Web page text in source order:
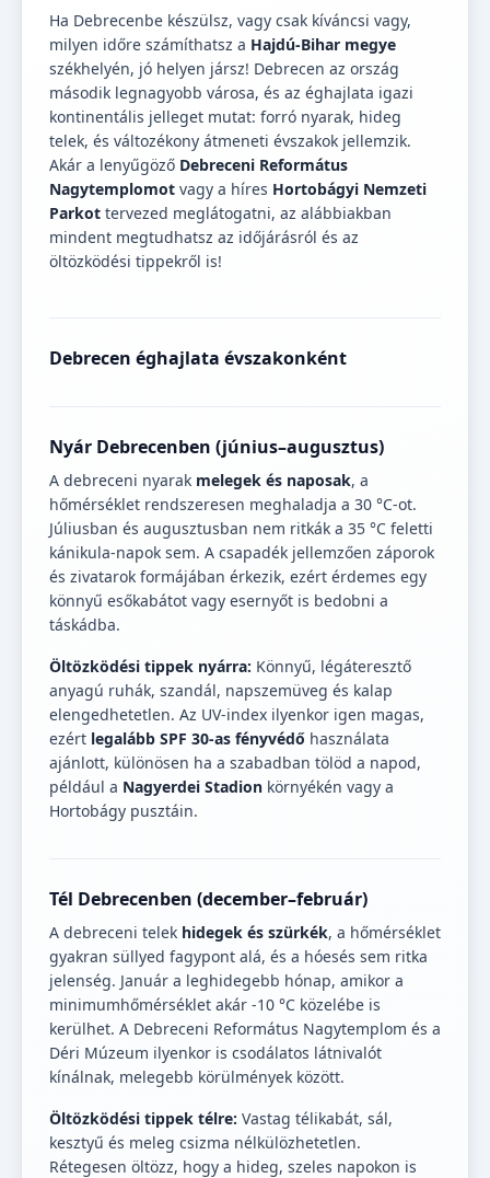
Ha Debrecenbe készülsz, vagy csak kíváncsi vagy,
milyen időre számíthatsz a Hajdú-Bihar megye
székhelyén, jó helyen jársz! Debrecen az ország
második legnagyobb városa, és az éghajlata igazi
kontinentális jelleget mutat: forró nyarak, hideg
telek, és változékony átmeneti évszakok jellemzik.
Akár a lenyűgöző Debreceni Református
Nagytemplomot vagy a híres Hortobágyi Nemzeti
Parkot tervezed meglátogatni, az alábbiakban
mindent megtudhatsz az időjárásról és az
öltözködési tippekről is!
Debrecen éghajlata évszakonként
Nyár Debrecenben (június–augusztus)
A debreceni nyarak melegek és naposak, a
hőmérséklet rendszeresen meghaladja a 30 °C-ot.
Júliusban és augusztusban nem ritkák a 35 °C feletti
kánikula-napok sem. A csapadék jellemzően záporok
és zivatarok formájában érkezik, ezért érdemes egy
könnyű esőkabátot vagy esernyőt is bedobni a
táskádba.
Öltözködési tippek nyárra: Könnyű, légáteresztő
anyagú ruhák, szandál, napszemüveg és kalap
elengedhetetlen. Az UV-index ilyenkor igen magas,
ezért legalább SPF 30-as fényvédő használata
ajánlott, különösen ha a szabadban tölöd a napod,
például a Nagyerdei Stadion környékén vagy a
Hortobágy pusztáin.
Tél Debrecenben (december–február)
A debreceni telek hidegek és szürkék, a hőmérséklet
gyakran süllyed fagypont alá, és a hóesés sem ritka
jelenség. Január a leghidegebb hónap, amikor a
minimumhőmérséklet akár -10 °C közelébe is
kerülhet. A Debreceni Református Nagytemplom és a
Déri Múzeum ilyenkor is csodálatos látnivalót
kínálnak, melegebb körülmények között.
Öltözködési tippek télre: Vastag télikabát, sál,
kesztyű és meleg csizma nélkülözhetetlen.
Rétegesen öltözz, hogy a hideg, szeles napokon is